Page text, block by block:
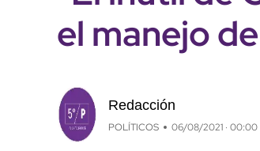
el manejo
Redacción
POLÍTICOS 06/08/2021 · 00:00